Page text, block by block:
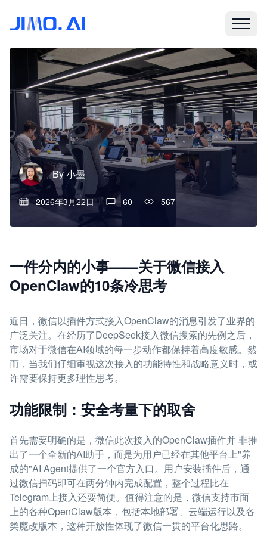
By小墨
2026年3月22日 60 567
一件分内的小事——关于微信接入
OpenClaw的10条冷思考
近日，微信以插件方式接入OpenClaw的消息引发了业界的
广泛关注。在经历了DeepSeek接入微信搜索的先例之后，
市场对于微信在AI领域的每一步动作都保持着高度敏感。然
而，当我们仔细审视这次接入的功能特性和战略意义时，或
许需要保持更多理性思考。
功能限制：安全考量下的取舍
首先需要明确的是，微信此次接入的OpenClaw插件并 非推
出了一个全新的AI助手，而是为用户已经在其他平台上"养
成的"AI Agent提供了一个官方入口。用户安装插件后，通
过微信扫码即可在两分钟内完成配置，整个过程比在
Telegram上接入还要简便。值得注意的是，微信支持市面
上的各种OpenClaw版本，包括本地部署、云端运行以及各
类魔改版本，这种开放性体现了微信一贯的平台化思路。